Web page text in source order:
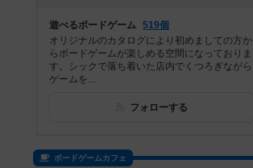
遊べるボードゲーム 519個
オリジナルのカタログにより初めましての方か
らボードゲームが楽しめる空間になっておりま
す。シックで落ち着いた店内でくつろぎながら
ゲームを...
フォローする
ボードゲームカフェ